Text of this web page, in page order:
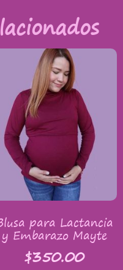
para Lactancia
y Embarazo Mayte
$350.00